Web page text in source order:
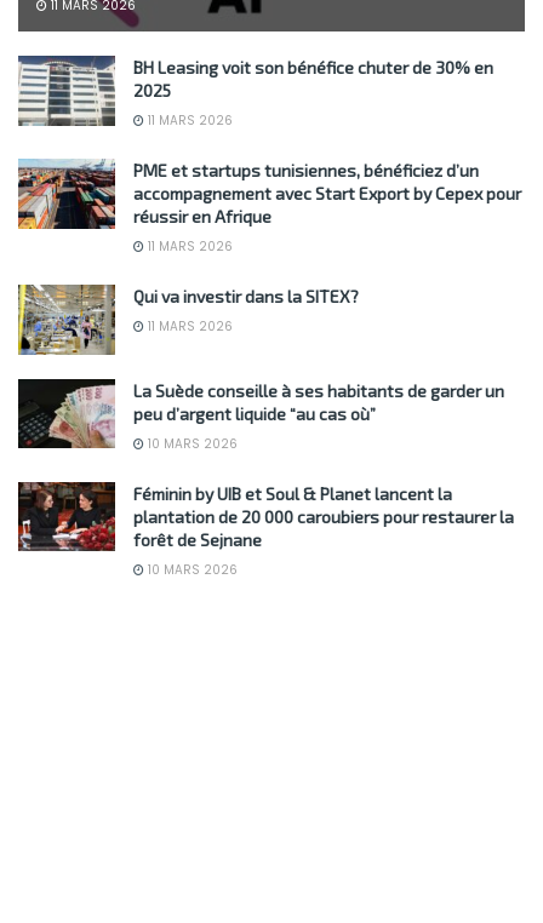
11 MARS 2026
BH Leasing voit son bénéfice chuter de 30% en
2025
11 MARS 2026
PME et startups tunisiennes, bénéficiez d’un
accompagnement avec Start Export by Cepex pour
réussir en Afrique
11 MARS 2026
Qui va investir dans la SITEX?
11 MARS 2026
La Suède conseille à ses habitants de garder un
peu d’argent liquide “au cas où”
10 MARS 2026
Féminin by UIB et Soul & Planet lancent la
plantation de 20 000 caroubiers pour restaurer la
forêt de Sejnane
10 MARS 2026